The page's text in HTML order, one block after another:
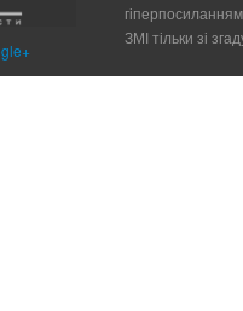
ЗМІ тільки зі